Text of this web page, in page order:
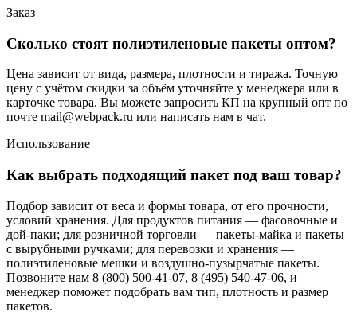
Заказ
Сколько стоят полиэтиленовые пакеты оптом?
Цена зависит от вида, размера, плотности и тиража. Точную
цену с учётом скидки за объём уточняйте у менеджера или в
карточке товара. Вы можете запросить КП на крупный опт по
почте mail@webpack.ru или написать нам в чат.
Использование
Как выбрать подходящий пакет под ваш товар?
Подбор зависит от веса и формы товара, от его прочности,
условий хранения. Для продуктов питания — фасовочные и
дой-паки; для розничной торговли — пакеты-майка и пакеты
с вырубными ручками; для перевозки и хранения —
полиэтиленовые мешки и воздушно-пузырчатые пакеты.
Позвоните нам 8 (800) 500-41-07, 8 (495) 540-47-06, и
менеджер поможет подобрать вам тип, плотность и размер
пакетов.